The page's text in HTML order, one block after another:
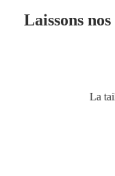
Laissons
La taille est